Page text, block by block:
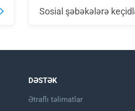
Sosial şəbəkələrə
DƏSTƏK
Ətraflı təlimatlar